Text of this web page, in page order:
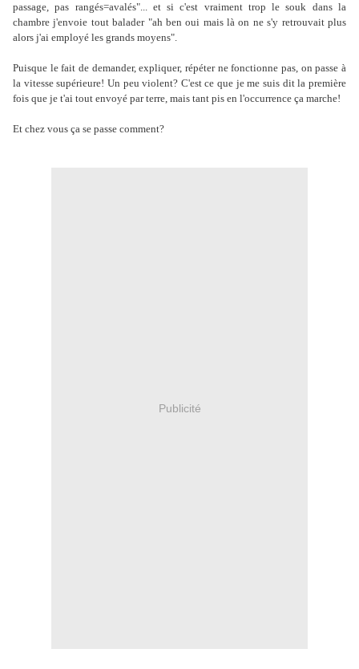
passage, pas rangés=avalés"... et si c'est vraiment trop le souk dans la
chambre j'envoie tout balader "ah ben oui mais là on ne s'y retrouvait plus
alors j'ai employé les grands moyens".
Puisque le fait de demander, expliquer, répéter ne fonctionne pas, on passe à
la vitesse supérieure! Un peu violent? C'est ce que je me suis dit la première
fois que je t'ai tout envoyé par terre, mais tant pis en l'occurrence ça marche!
Et chez vous ça se passe comment?
Publicité